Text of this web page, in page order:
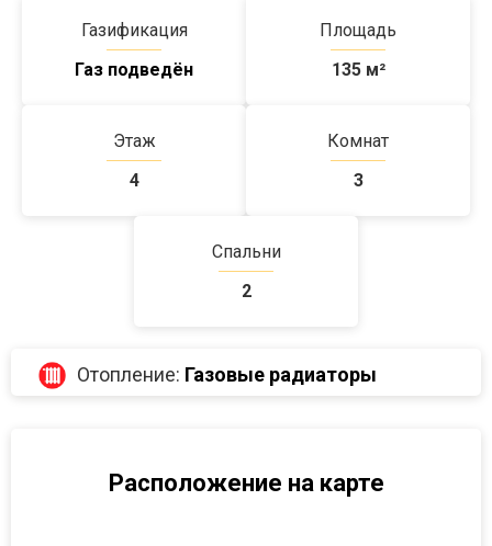
Газификация
Газ подведён
Площадь
135м²
Этаж
4
Комнат
3
Спальни
2
Отопление: Газовые радиаторы
Расположение на карте